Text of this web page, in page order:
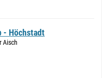
- Höchstadt
Aisch